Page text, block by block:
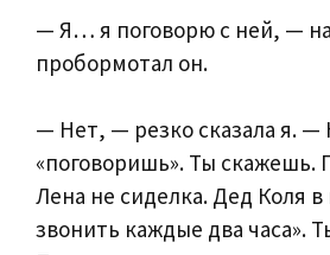
— Я… я поговорю с ней, —
пробормотал он.
— Нет, — резко сказала я. —
«поговоришь». Ты скажешь.
Лена не сиделка. Дед Коля
звонить каждые два часа».